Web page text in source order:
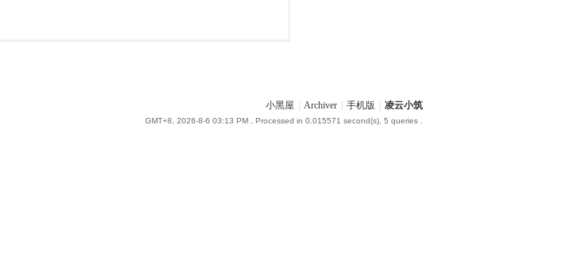
小黑屋 Archiver 手机版 凌云小筑
GMT+8, 2026-8-6 03:13 PM , Processed in 0.015571 second(s), 5 queries .